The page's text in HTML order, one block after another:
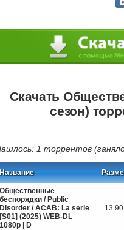
Скачать
сезон)
1 торрентов (заняло
Название
Общественные
беспорядки / Public
Disorder / ACAB: La serie
[S01] (2025) WEB-DL
1080p | D